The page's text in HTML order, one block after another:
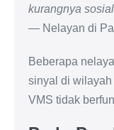
kurangnya
— Nelayan di
Beberapa
sinyal di wilayah
VMS tidak